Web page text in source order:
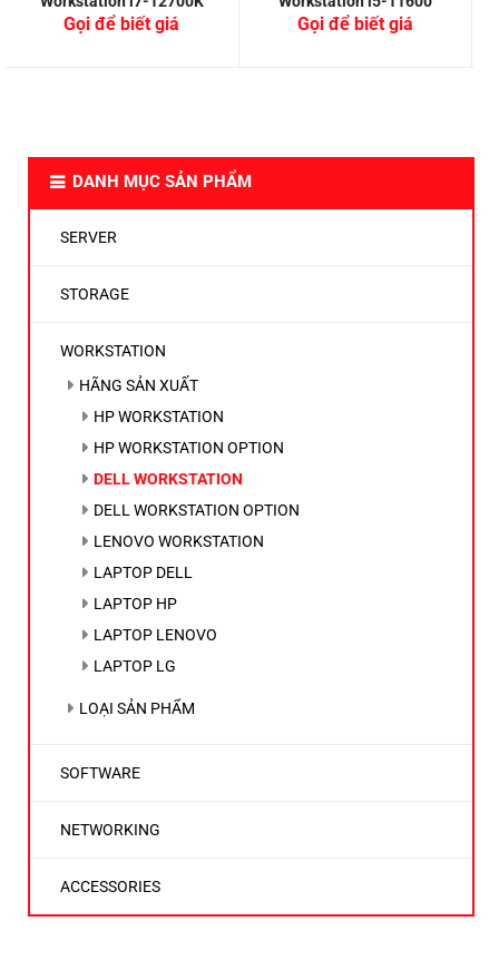
DANH MỤC SẢN PHẨM
SERVER
STORAGE
WORKSTATION
HÃNG SẢN XUẤT
HP WORKSTATION
HP WORKSTATION OPTION
DELL WORKSTATION
DELL WORKSTATION OPTION
LENOVO WORKSTATION
LAPTOP DELL
LAPTOP HP
LAPTOP LENOVO
LAPTOP LG
LOẠI SẢN PHẨM
SOFTWARE
NETWORKING
ACCESSORIES
Gọi để biết giá Gọi để biết giá